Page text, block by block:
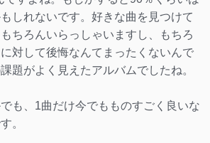
しれないです。好きな曲を見つけて
ちろんいらっしゃいますし、もちろ
対して後悔なんてまったくないんで
題がよく見えたアルバムでしたね。
も、1曲だけ今でもものすごく良いな
。